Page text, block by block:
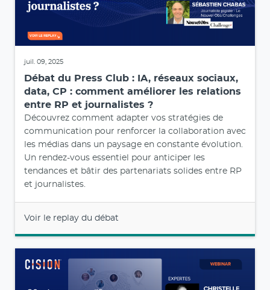
juil. 09, 2025
Débat du Press Club : IA, réseaux sociaux,
data, CP : comment améliorer les relations
entre RP et journalistes ?
Découvrez comment adapter vos stratégies de
communication pour renforcer la collaboration avec
les médias dans un paysage en constante évolution.
Un rendez-vous essentiel pour anticiper les
tendances et bâtir des partenariats solides entre RP
et journalistes.
Voir le replay du débat